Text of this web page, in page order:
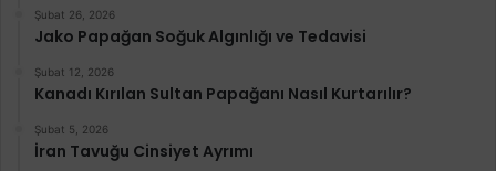
Şubat 26, 2026
Jako Papağan Soğuk Algınlığı ve Tedavisi
Şubat 12, 2026
Kanadı Kırılan Sultan Papağanı Nasıl Kurtarılır?
Şubat 5, 2026
İran Tavuğu Cinsiyet Ayrımı